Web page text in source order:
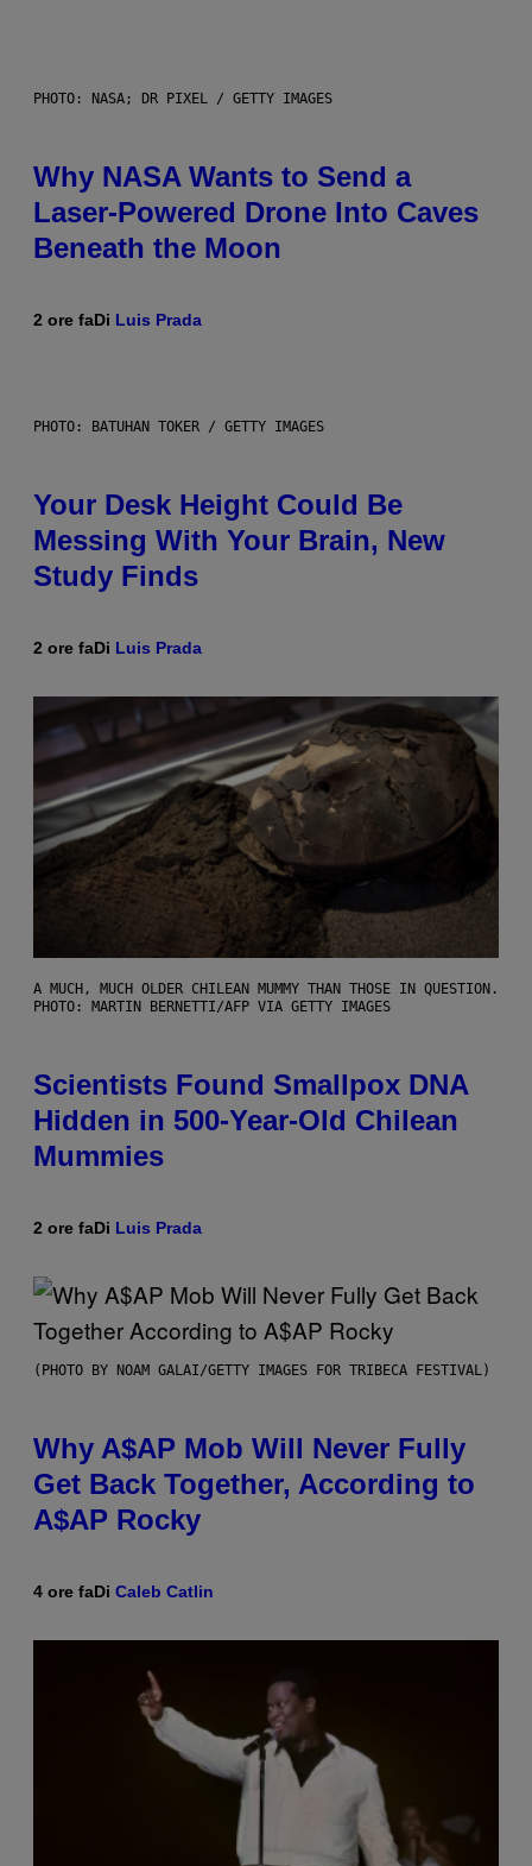
PHOTO: NASA; DR PIXEL / GETTY IMAGES
Why NASA Wants to Send a
Laser-Powered Drone Into Caves
Beneath the Moon
2 ore faDi Luis Prada
PHOTO: BATUHAN TOKER / GETTY IMAGES
Your Desk Height Could Be
Messing With Your Brain, New
Study Finds
2 ore faDi Luis Prada
A MUCH, MUCH OLDER CHILEAN MUMMY THAN THOSE IN QUESTION.
PHOTO: MARTIN BERNETTI/AFP VIA GETTY IMAGES
Scientists Found Smallpox DNA
Hidden in 500-Year-Old Chilean
Mummies
2 ore faDi Luis Prada
(PHOTO BY NOAM GALAI/GETTY IMAGES FOR TRIBECA FESTIVAL)
Why A$AP Mob Will Never Fully
Get Back Together, According to
A$AP Rocky
4 ore faDi Caleb Catlin